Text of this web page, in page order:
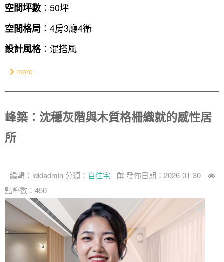
空間坪數 ：50坪
空間格局 ：4房3廳4衛
設計風格：混搭風
more
峰築：沈穩灰階與木質格柵織就的感性居
所
編輯： ididadmin 分類： 自住宅
發佈日期：2026-01-30
點擊數：450
鄉村
工業
奢華
日式
美式
一般屋主方案
3房2聽 - 基本版
3房2廳 - 精裝版
國外案例
設計私房話
新竹市
基隆市